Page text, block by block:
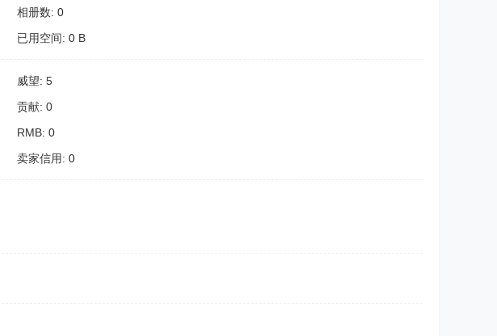
相册数: 0
已用空间: 0 B
威望: 5
贡献: 0
RMB: 0
卖家信用: 0